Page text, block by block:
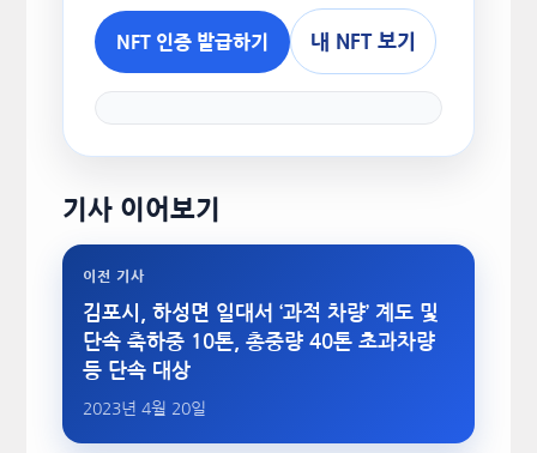
NFT 인증 발급하기 내 NFT 보기
기사 이어보기
이전 기사
김포시, 하성면 일대서 ‘과적 차량’ 계도 및
단속 축하중 10톤, 총중량 40톤 초과차량
등 단속 대상
2023년 4월 20일